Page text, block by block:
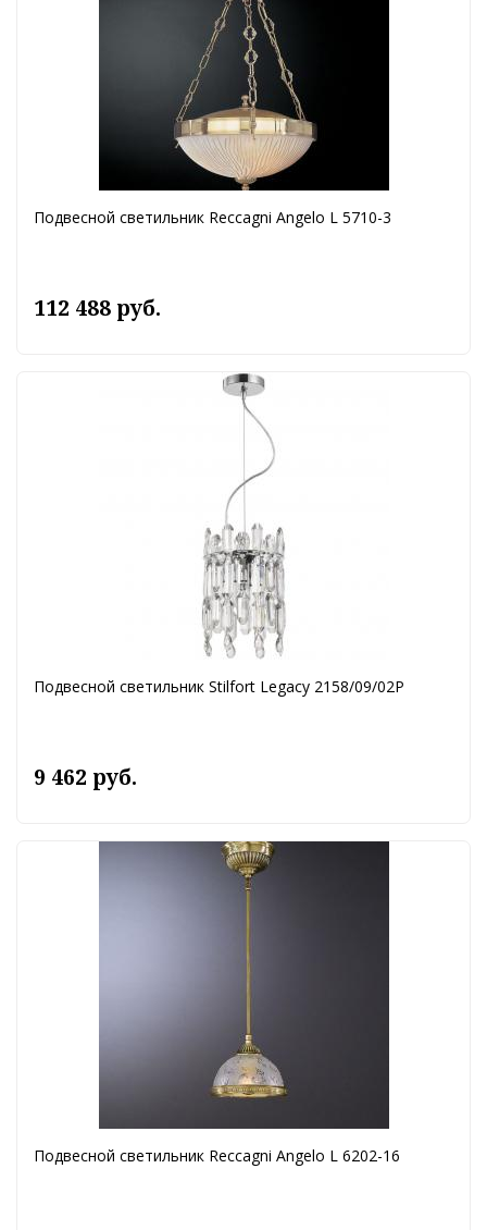
Подвесной светильник Reccagni Angelo L 5710-3
112 488 руб.
Подвесной светильник Stilfort Legacy 2158/09/02P
9 462 руб.
Подвесной светильник Reccagni Angelo L 6202-16